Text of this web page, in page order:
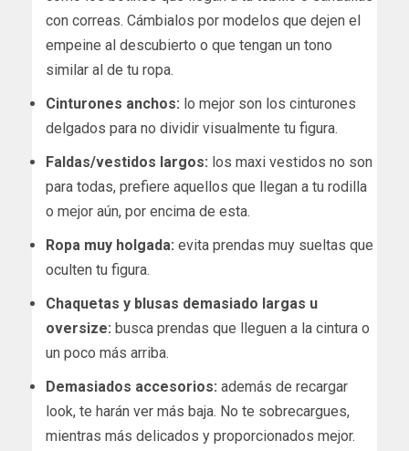
con correas. Cámbialos por modelos que dejen el
empeine al descubierto o que tengan un tono
similar al de tu ropa.
Cinturones anchos: lo mejor son los cinturones
delgados para no dividir visualmente tu figura.
Faldas/vestidos largos: los maxi vestidos no son
para todas, prefiere aquellos que llegan a tu rodilla
o mejor aún, por encima de esta.
Ropa muy holgada: evita prendas muy sueltas que
oculten tu figura.
Chaquetas y blusas demasiado largas u
oversize: busca prendas que lleguen a la cintura o
un poco más arriba.
Demasiados accesorios: además de recargar
look, te harán ver más baja. No te sobrecargues,
mientras más delicados y proporcionados mejor.